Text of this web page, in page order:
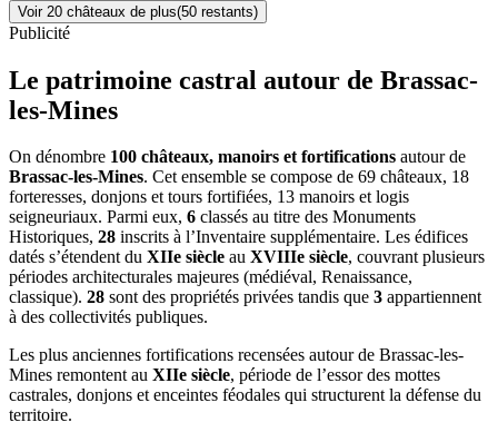
Voir 20 châteaux de plus(50 restants)
Publicité
Le patrimoine castral autour de Brassac-
les-Mines
On dénombre 100 châteaux, manoirs et fortifications autour de
Brassac-les-Mines. Cet ensemble se compose de 69 châteaux, 18
forteresses, donjons et tours fortifiées, 13 manoirs et logis
seigneuriaux. Parmi eux, 6 classés au titre des Monuments
Historiques, 28 inscrits à l’Inventaire supplémentaire. Les édifices
datés s’étendent du XIIe siècle au XVIIIe siècle, couvrant plusieurs
périodes architecturales majeures (médiéval, Renaissance,
classique). 28 sont des propriétés privées tandis que 3 appartiennent
à des collectivités publiques.
Les plus anciennes fortifications recensées autour de Brassac-les-
Mines remontent au XIIe siècle, période de l’essor des mottes
castrales, donjons et enceintes féodales qui structurent la défense du
territoire.